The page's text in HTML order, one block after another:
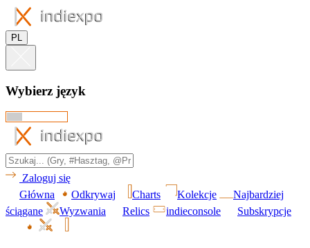
PL
Wybierz język
Zaloguj się
Główna
Odkrywaj Charts Kolekcje
Najbardziej
ściągane
Wyzwania Relics indieconsole Subskrypcje